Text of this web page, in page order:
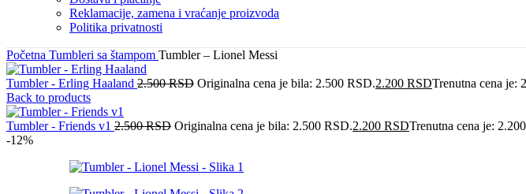
Reklamacije, zamena i vraćanje proizvoda
Politika privatnosti
Početna Tumbleri sa štampom Tumbler – Lionel Messi
Tumbler - Erling Haaland 2.500RSD Originalna cena je bila: 2.500 RSD.2.200 RSDTrenutna cena je:
Back to products
Tumbler - Friends v1 2.500RSD Originalna cena je bila: 2.500 RSD.2.200 RSDTrenutna cena je:
-12%